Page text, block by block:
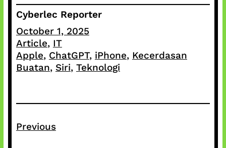
Cyberlec Reporter
October 1, 2025
Article, IT
Apple, ChatGPT, iPhone, Kecerdasan
Buatan, Siri, Teknologi
Previous